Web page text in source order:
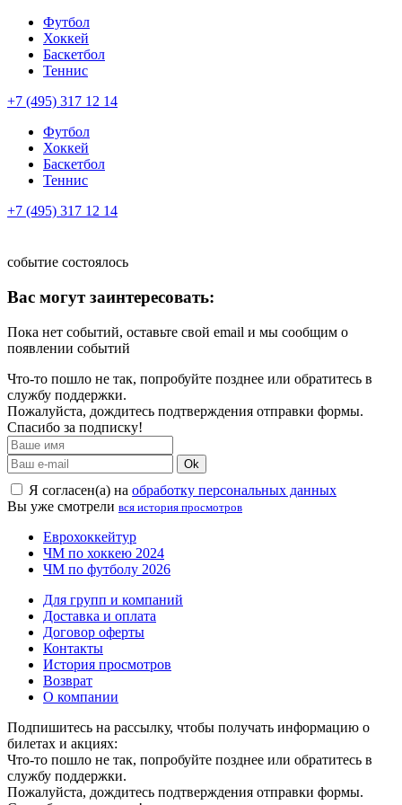
Футбол
Хоккей
Баскетбол
Теннис
+7 (495) 317 12 14
Футбол
Хоккей
Баскетбол
Теннис
+7 (495) 317 12 14
событие состоялось
Вас могут заинтересовать:
Пока нет событий, оставьте свой email и мы сообщим о
появлении событий
Что-то пошло не так, попробуйте позднее или обратитесь в
службу поддержки.
Пожалуйста, дождитесь подтверждения отправки формы.
Спасибо за подписку!
Ok
Я согласен(а) на обработку персональных данных
Вы уже смотрели вся история просмотров
Еврохоккейтур
ЧМ по хоккею 2024
ЧМ по футболу 2026
Для групп и компаний
Доставка и оплата
Договор оферты
Контакты
История просмотров
Возврат
О компании
Подпишитесь на рассылку, чтобы получать информацию о
билетах и акциях:
Что-то пошло не так, попробуйте позднее или обратитесь в
службу поддержки.
Пожалуйста, дождитесь подтверждения отправки формы.